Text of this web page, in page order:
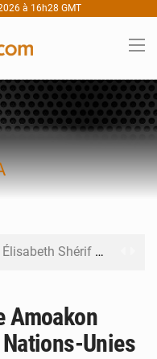
à 16h28 GMT
Zinder : Élisabeth Shérif visite l’école Birni Garçon
Niger : Bilan à mi-parcours du Programme de Refondation
Amoakon
Unies